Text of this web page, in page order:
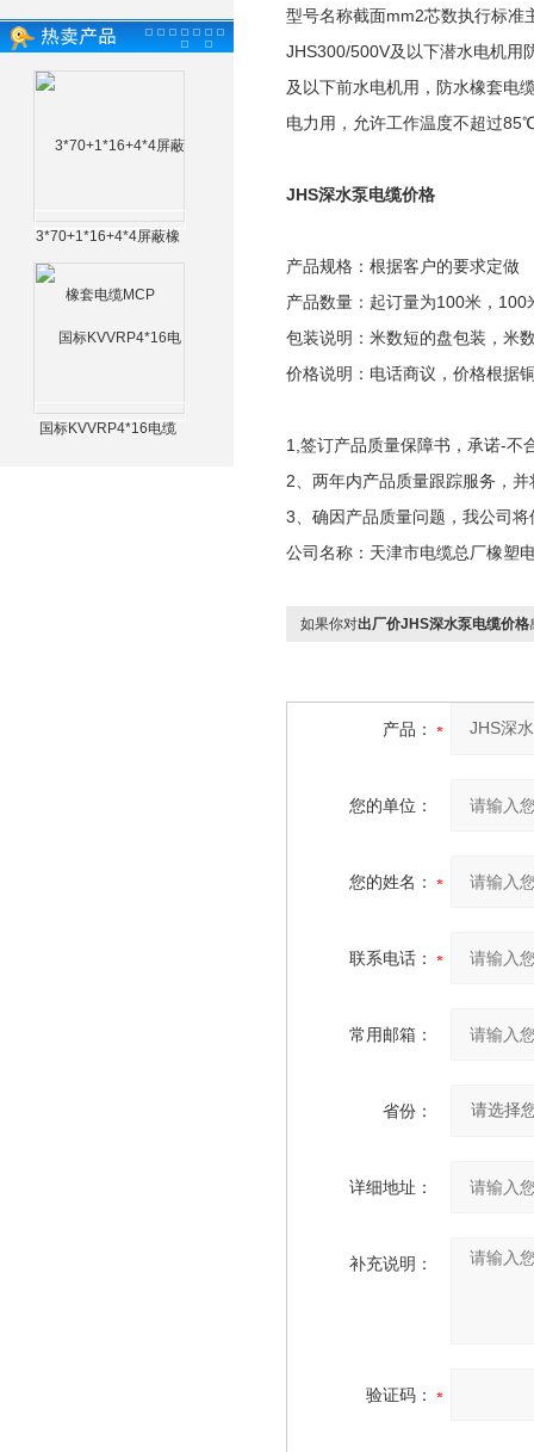
3*70+1*16+4*4屏蔽橡
国标KVVRP4*16电缆
型号名称截面mm2芯数执行标准
JHS300/500V及以下潜水电机用
及以下前水电机用，防水橡套电
电力用，允许工作温度不超过
JHS深水泵电缆价格
产品规格：根据客户的要求定做
产品数量：起订量为100米，100
包装说明：米数短的盘包装，米
价格说明：电话商议，价格根据
1,签订产品质量保障书，承诺-不
2、两年内产品质量跟踪服务，
3、确因产品质量问题，我公司
公司名称：天津市电缆总厂橡塑
如果你对出厂价JHS深水泵电缆价格
产品：
您的单位：
您的姓名：
联系电话：
常用邮箱：
省份：
详细地址：
补充说明：
验证码：